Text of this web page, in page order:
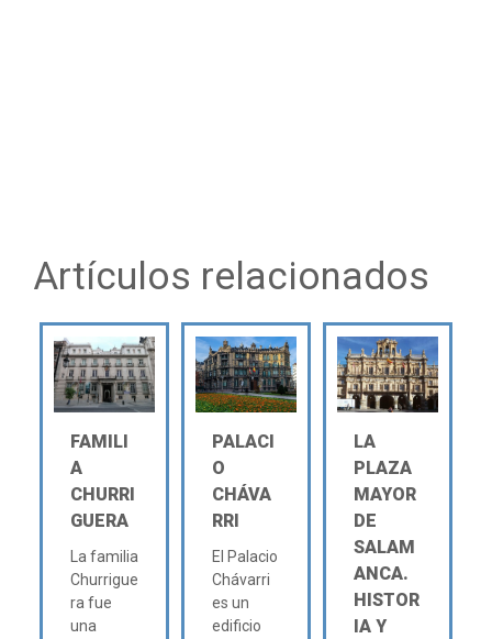
Artículos relacionados
FAMILI
A
CHURRI
GUERA
La familia
Churrigue
ra fue
una
PALACI
O
CHÁVA
RRI
El Palacio
Chávarri
es un
edificio
LA
PLAZA
MAYOR
DE
SALAM
ANCA.
HISTOR
IA Y